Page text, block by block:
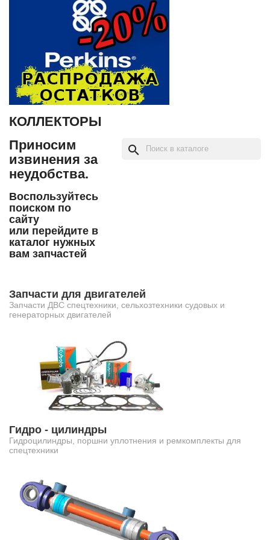
КОЛЛЕКТОРЫ
Приносим
извинения за
неудобства.
Воспользуйтесь
поиском по
сайту
или перейдите в
каталог нужных
вам запчастей
search
Запчасти для двигателей
Запчасти ДВС спецтехники, сельхозтехники судовых и
генераторных двигателей
Гидро - цилиндры
Гидроцилиндры, поршни уплотнения и ремкомплекты для
спецтехники